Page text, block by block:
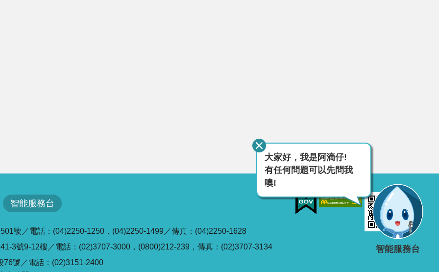
智能服務台
號／電話：(04)2250-1250，(04)2250-1499／傳真：(04)2250-1628
3號9-12樓／電話：(02)3707-3000，(0800)212-239，傳真：(02)3707-3134
76號／電話：(02)3151-2400
大家好，我是阿滴仔!
有任何問題可以先問我
噢!
智能服務台